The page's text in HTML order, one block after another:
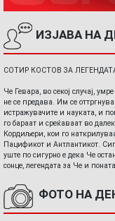
ИЗЈАВА НА
СОТИР КОСТОВ ЗА
Че Гевара, во секој случај,
не се предава. Им се
истражувачите и науката, и
го бараат и среќаваат во
Кордиљери, кои го
Пацификот и Антлантикот.
уште по сигурно е дека Че
сонце, легендата за Че и
ФОТО НА